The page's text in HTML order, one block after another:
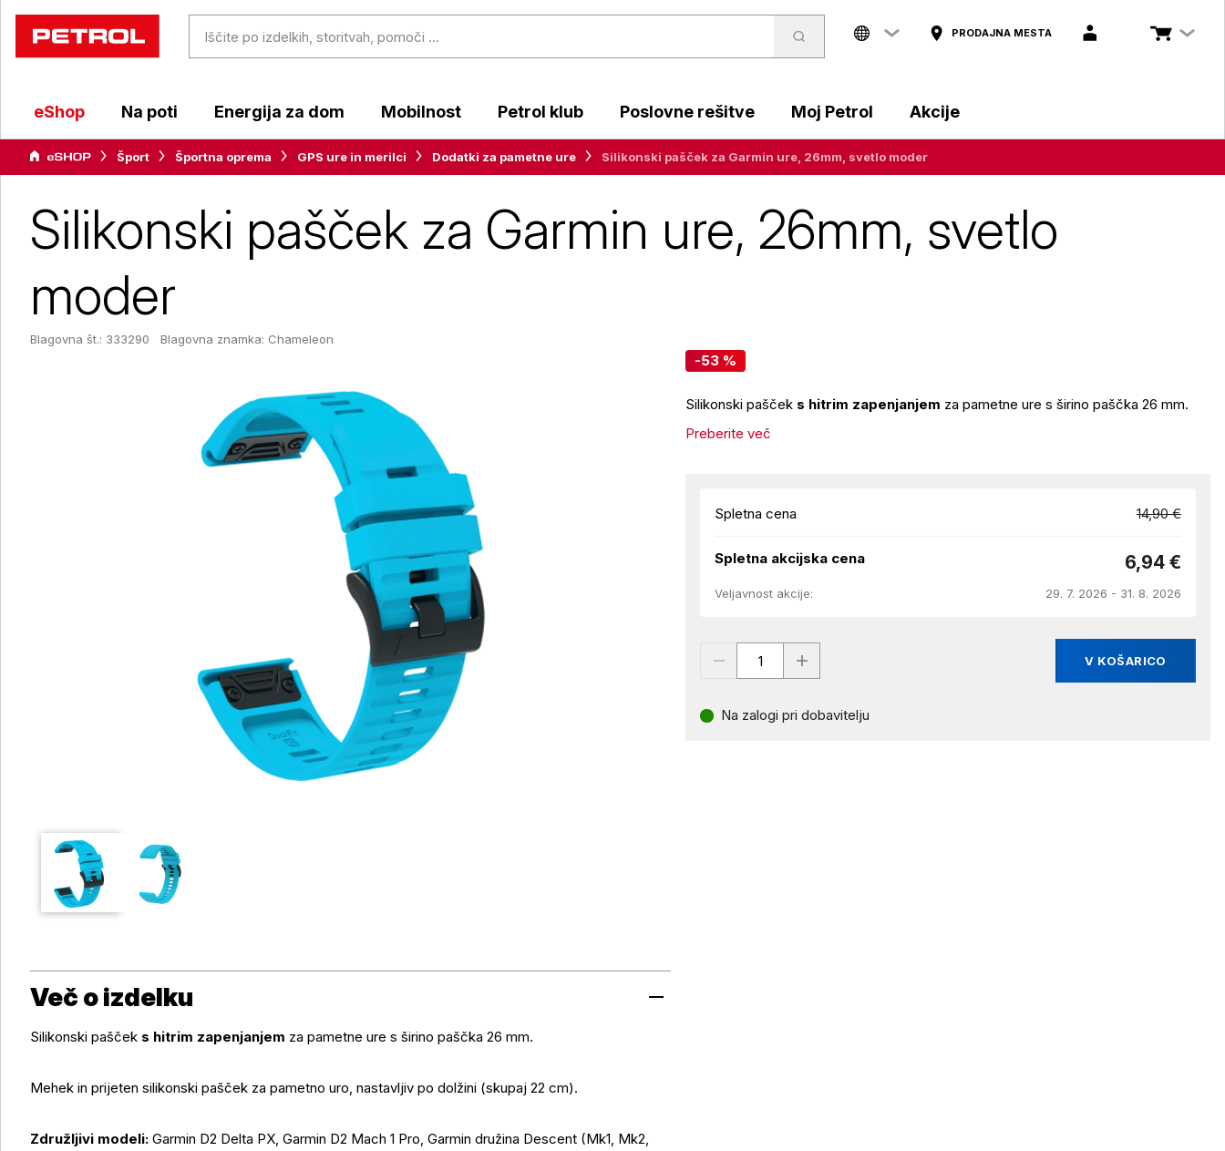
PRODAJNA MESTA
eShop Na poti Energija za dom Mobilnost Petrol klub Poslovne rešitve Moj Petrol Akcije
Šport Športna oprema GPS ure in merilci Dodatki za pametne ure Silikonski pašček za Garmin ure, 26mm, svetlo moder
Silikonski pašček za Garmin ure, 26mm, svetlo
moder
Blagovna št.: 333290 Blagovna znamka: Chameleon
-53 %
Silikonski pašček s hitrim zapenjanjem za pametne ure s širino paščka 26 mm.
Preberite več
Spletna cena 14,90 €
Spletna akcijska cena 6,94 €
Veljavnost akcije: 29. 7. 2026 - 31. 8. 2026
V KOŠARICO
Na zalogi pri dobavitelju
Več o izdelku
Silikonski pašček s hitrim zapenjanjem za pametne ure s širino paščka 26 mm.
Mehek in prijeten silikonski pašček za pametno uro, nastavljiv po dolžini (skupaj 22 cm).
Združljivi modeli: Garmin D2 Delta PX, Garmin D2 Mach 1 Pro, Garmin družina Descent (Mk1, Mk2,